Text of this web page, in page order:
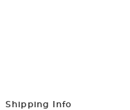
Shipping Info